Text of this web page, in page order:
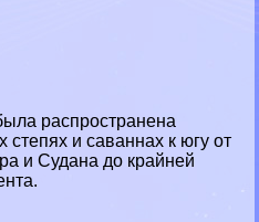
распространена
и саваннах к югу от
и Судана до крайней